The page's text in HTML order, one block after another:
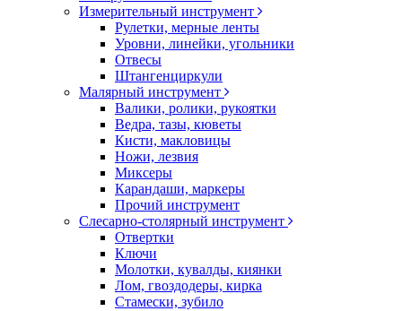
Измерительный инструмент
Рулетки, мерные ленты
Уровни, линейки, угольники
Отвесы
Штангенциркули
Малярный инструмент
Валики, ролики, рукоятки
Ведра, тазы, кюветы
Кисти, макловицы
Ножи, лезвия
Миксеры
Карандаши, маркеры
Прочий инструмент
Слесарно-столярный инструмент
Отвертки
Ключи
Молотки, кувалды, киянки
Лом, гвоздодеры, кирка
Стамески, зубило